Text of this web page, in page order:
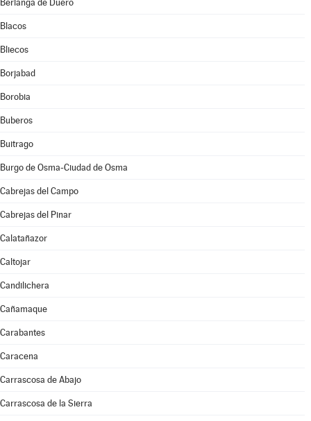
Berlanga de Duero
Blacos
Bliecos
Borjabad
Borobia
Buberos
Buitrago
Burgo de Osma-Ciudad de Osma
Cabrejas del Campo
Cabrejas del Pinar
Calatañazor
Caltojar
Candilichera
Cañamaque
Carabantes
Caracena
Carrascosa de Abajo
Carrascosa de la Sierra